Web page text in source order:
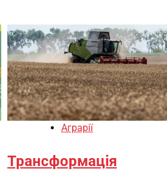
Аграрії
Трансформація